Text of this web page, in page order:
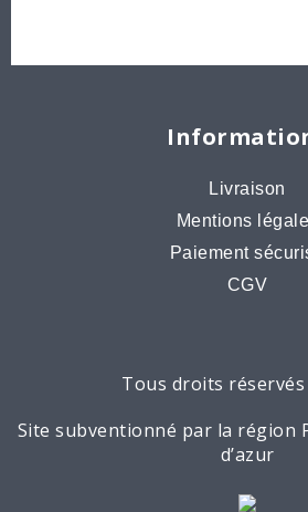
Livraison
Mentions
Paiement
CGV
Tous droits réservés
Site subventionné par la région
d’azur